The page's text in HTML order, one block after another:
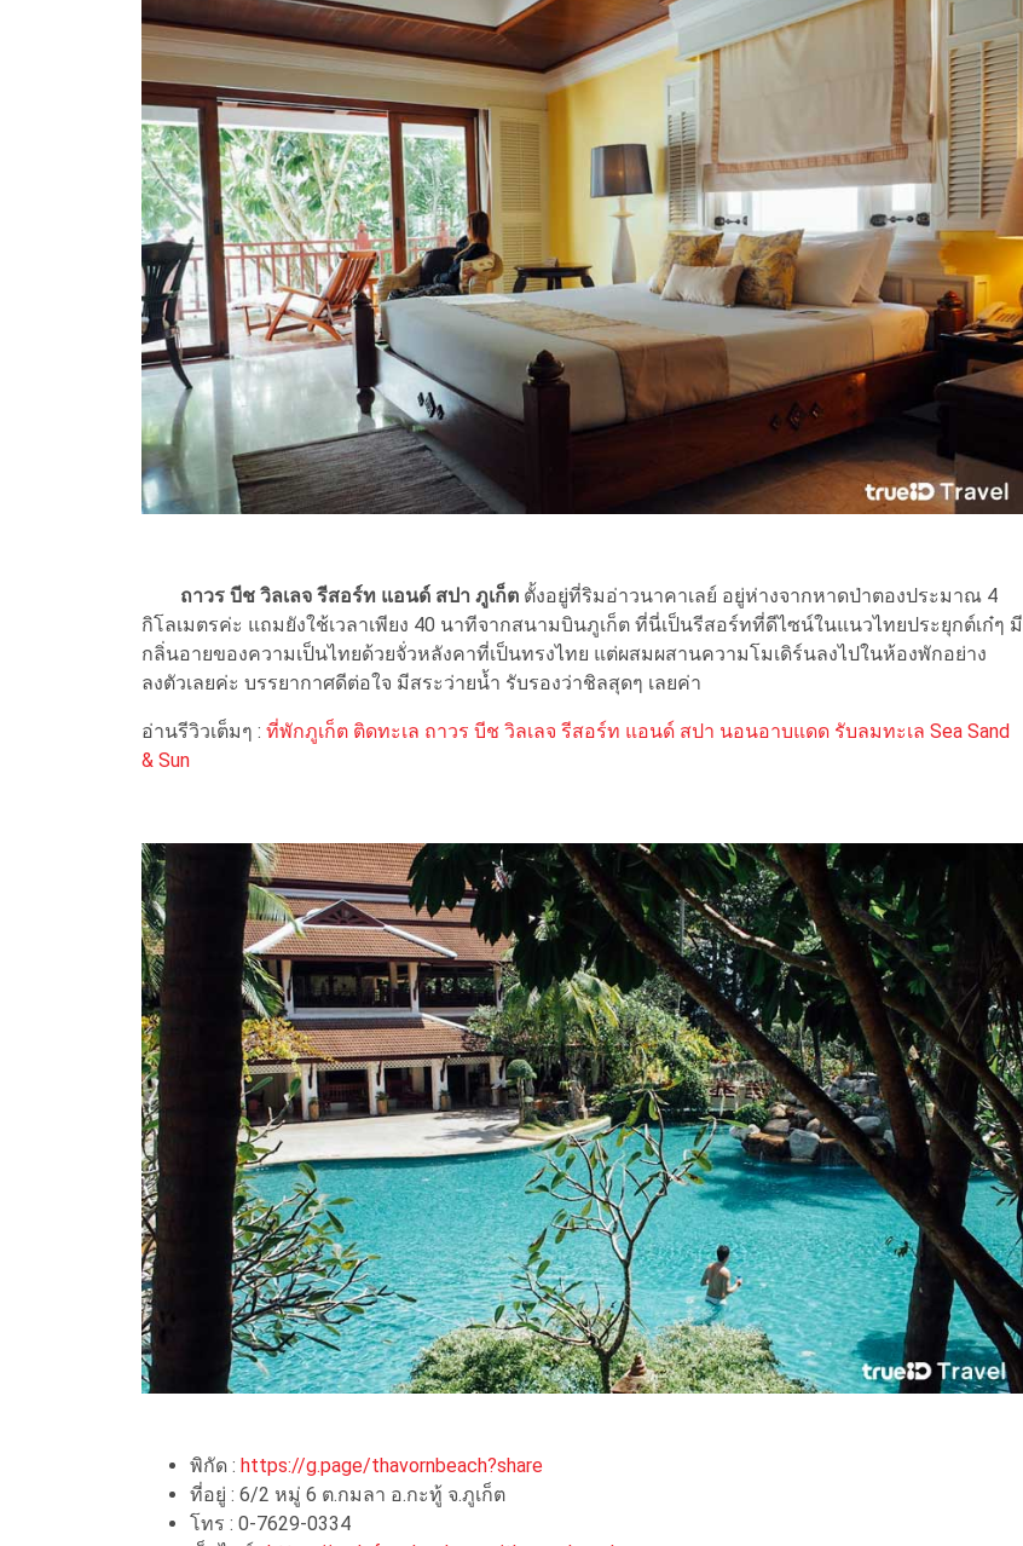
ถาวร บีช วิลเลจ รีสอร์ท แอนด์ สปา ภูเก็ต ตั้งอยู่ที่ริมอ่าวนาคาเลย์ อยู่ห่างจากหาดป่าตองประมาณ 4
กิโลเมตรค่ะ แถมยังใช้เวลาเพียง 40 นาทีจากสนามบินภูเก็ต ที่นี่เป็นรีสอร์ทที่ดีไซน์ในแนวไทยประยุกต์เก๋ๆ มี
กลิ่นอายของความเป็นไทยด้วยจั่วหลังคาที่เป็นทรงไทย แต่ผสมผสานความโมเดิร์นลงไปในห้องพักอย่าง
ลงตัวเลยค่ะ บรรยากาศดีต่อใจ มีสระว่ายน้ำ รับรองว่าชิลสุดๆ เลยค่า
อ่านรีวิวเต็มๆ : ที่พักภูเก็ต ติดทะเล ถาวร บีช วิลเลจ รีสอร์ท แอนด์ สปา นอนอาบแดด รับลมทะเล Sea Sand
& Sun
พิกัด : https://g.page/thavornbeach?share
ที่อยู่ : 6/2 หมู่ 6 ต.กมลา อ.กะทู้ จ.ภูเก็ต
โทร : 0-7629-0334